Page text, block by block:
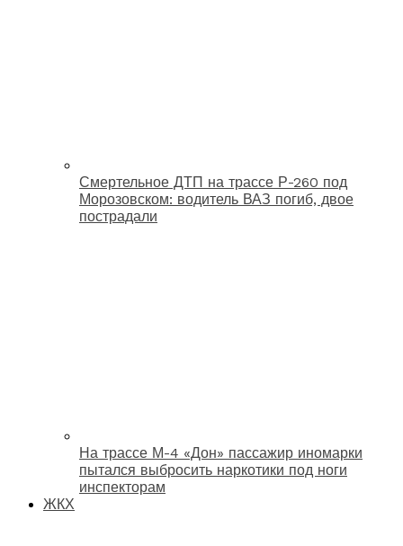
Смертельное ДТП на трассе Р-260 под
Морозовском: водитель ВАЗ погиб, двое
пострадали
На трассе М-4 «Дон» пассажир иномарки
пытался выбросить наркотики под ноги
инспекторам
ЖКХ